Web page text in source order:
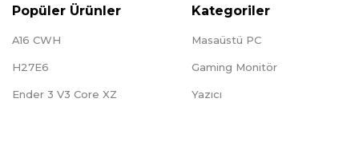
Popüler Ürünler
A16 CWH
H27E6
Ender 3 V3 Core XZ
Kategoriler
Masaüstü PC
Gaming Monitör
Yazıcı